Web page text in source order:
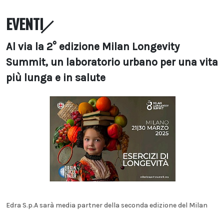
EVENTI
Al via la 2° edizione Milan Longevity
Summit, un laboratorio urbano per una vita
più lunga e in salute
Edra S.p.A sarà media partner della seconda edizione del Milan